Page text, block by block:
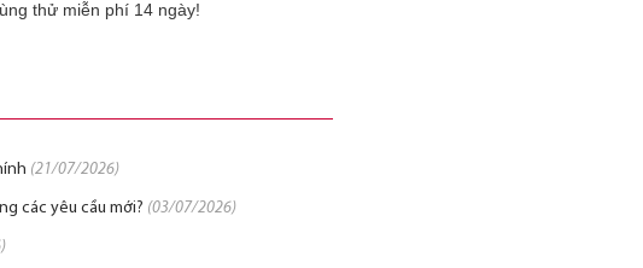
thử miễn phí 14 ngày!
(21/07/2026)
các yêu cầu mới? (03/07/2026)